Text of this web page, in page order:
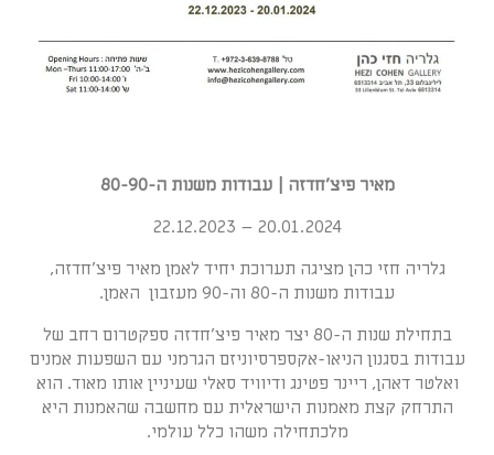
מאיר פיצ'חדזה | עבודות משנות ה-80-90
20.01.2024 – 22.12.2023
גלריה חזי כהן מציגה תערוכת יחיד לאמן מאיר פיצ'חדזה,
עבודות משנות ה-80 וה-90 מעזבון האמן.
בתחילת שנות ה-80 יצר מאיר פיצ'חדזה ספקטרום רחב של
עבודות בסגנון הניאו-אקספרסיוניזם הגרמני עם השפעות אמנים
ואלטר דאהן, ריינר פטינג ודיוויד סאלי שעיניין אותו מאוד. הוא
התרחק קצת מאמנות הישראלית עם מחשבה שהאמנות היא
מלכתחילה משהו כלל עולמי.